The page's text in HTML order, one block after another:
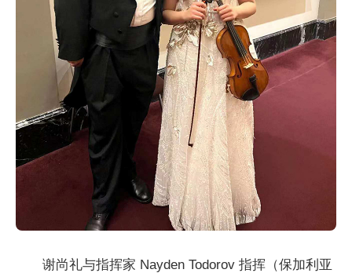
谢尚礼与指挥家 Nayden Todorov 指挥（保加利亚